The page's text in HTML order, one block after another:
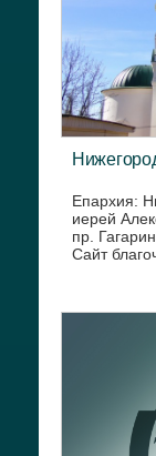
Епархия:
иерей
пр.
Сайт